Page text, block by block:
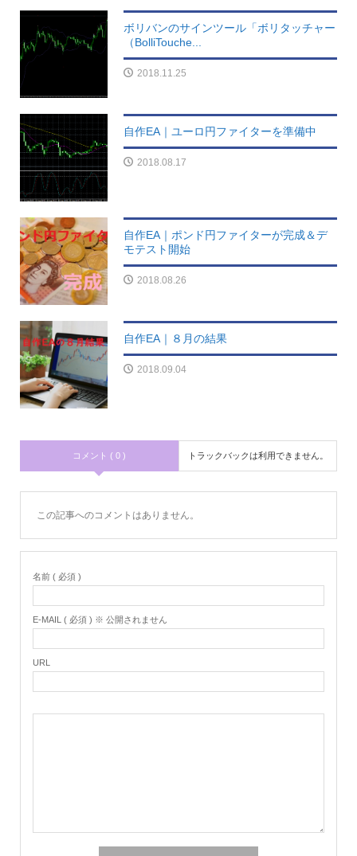
ボリバンのサインツール「ボリタッチャー
（BolliTouche...
2018.11.25
自作EA｜ユーロ円ファイターを準備中
2018.08.17
自作EA｜ポンド円ファイターが完成＆デ
モテスト開始
2018.08.26
自作EA｜８月の結果
2018.09.04
コメント ( 0 ) トラックバックは利用できません。
この記事へのコメントはありません。
名前 ( 必須 )
E-MAIL ( 必須 ) ※ 公開されません
URL